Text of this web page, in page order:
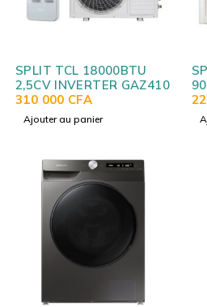
SPLIT TCL 18000BTU
2,5CV INVERTER GAZ410
310 000 CFA
Ajouter au panier